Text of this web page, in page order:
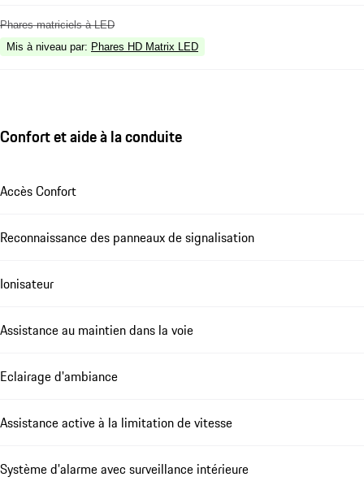
Phares matriciels à LED
Mis à niveau par: Phares HD Matrix LED
Confort et aide à la conduite
Accès Confort
Reconnaissance des panneaux de signalisation
Ionisateur
Assistance au maintien dans la voie
Eclairage d'ambiance
Assistance active à la limitation de vitesse
Système d'alarme avec surveillance intérieure